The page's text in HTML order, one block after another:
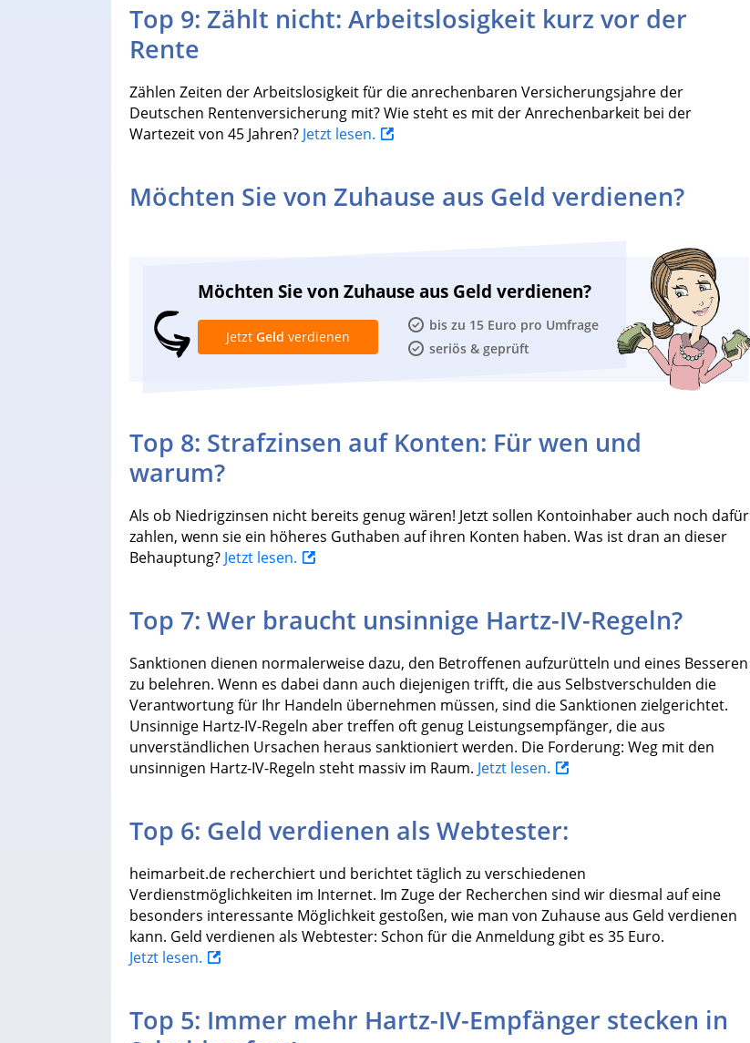
Top 9: Zählt nicht: Arbeitslosigkeit kurz vor der
Rente
Zählen Zeiten der Arbeitslosigkeit für die anrechenbaren Versicherungsjahre der
Deutschen Rentenversicherung mit? Wie steht es mit der Anrechenbarkeit bei der
Wartezeit von 45 Jahren? Jetzt lesen.
Möchten Sie von Zuhause aus Geld verdienen?
Möchten Sie von Zuhause aus Geld verdienen?
bis zu 15 Euro pro Umfrage
seriös & geprüft
Jetzt Geld verdienen
Top 8: Strafzinsen auf Konten: Für wen und
warum?
Als ob Niedrigzinsen nicht bereits genug wären! Jetzt sollen Kontoinhaber auch noch dafür
zahlen, wenn sie ein höheres Guthaben auf ihren Konten haben. Was ist dran an dieser
Behauptung? Jetzt lesen.
Top 7: Wer braucht unsinnige Hartz-IV-Regeln?
Sanktionen dienen normalerweise dazu, den Betroffenen aufzurütteln und eines Besseren
zu belehren. Wenn es dabei dann auch diejenigen trifft, die aus Selbstverschulden die
Verantwortung für Ihr Handeln übernehmen müssen, sind die Sanktionen zielgerichtet.
Unsinnige Hartz-IV-Regeln aber treffen oft genug Leistungsempfänger, die aus
unverständlichen Ursachen heraus sanktioniert werden. Die Forderung: Weg mit den
unsinnigen Hartz-IV-Regeln steht massiv im Raum. Jetzt lesen.
Top 6: Geld verdienen als Webtester:
heimarbeit.de recherchiert und berichtet täglich zu verschiedenen
Verdienstmöglichkeiten im Internet. Im Zuge der Recherchen sind wir diesmal auf eine
besonders interessante Möglichkeit gestoßen, wie man von Zuhause aus Geld verdienen
kann. Geld verdienen als Webtester: Schon für die Anmeldung gibt es 35 Euro.
Jetzt lesen.
Top 5: Immer mehr Hartz-IV-Empfänger stecken in
Erschreckend: Asylbewerber treiben
Ihr Kind kam schwer behindert zur
Obdachloser (58) verzweifelt: